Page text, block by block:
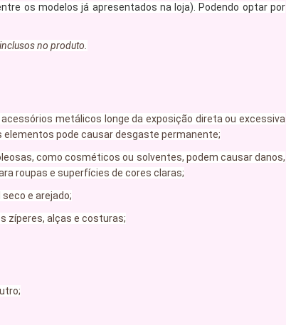
os modelos já apresentados na loja). Podendo optar por
no produto.
metálicos longe da exposição direta ou excessiva
elementos pode causar desgaste permanente;
como cosméticos ou solventes, podem causar danos,
roupas e superfícies de cores claras;
e arejado;
zíperes, alças e costuras;